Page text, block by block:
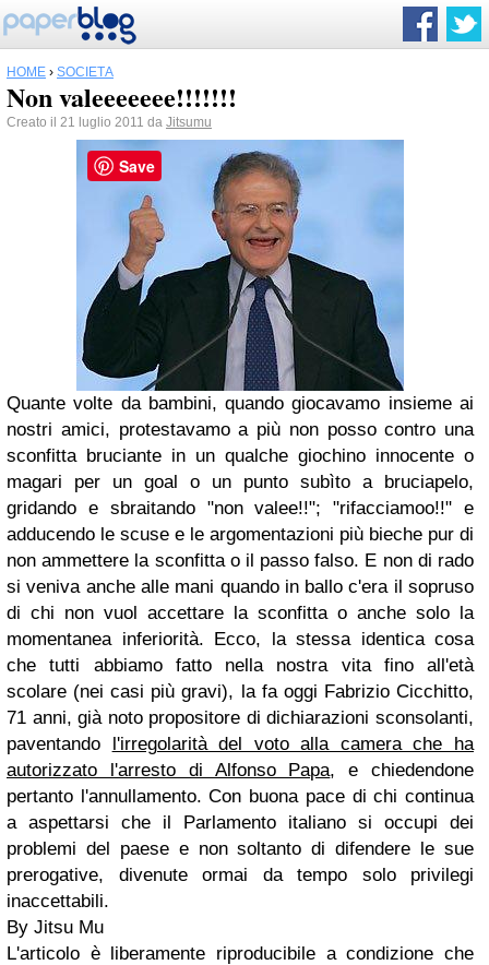
HOME › SOCIETÀ
Non valeeeeeee!!!!!!!
Creato il 21 luglio 2011 da Jitsumu
Quante volte da bambini, quando giocavamo insieme ai
nostri amici, protestavamo a più non posso contro una
sconfitta bruciante in un qualche giochino innocente o
magari per un goal o un punto subìto a bruciapelo,
gridando e sbraitando "non valee!!"; "rifacciamoo!!" e
adducendo le scuse e le argomentazioni più bieche pur di
non ammettere la sconfitta o il passo falso. E non di rado
si veniva anche alle mani quando in ballo c'era il sopruso
di chi non vuol accettare la sconfitta o anche solo la
momentanea inferiorità. Ecco, la stessa identica cosa
che tutti abbiamo fatto nella nostra vita fino all'età
scolare (nei casi più gravi), la fa oggi Fabrizio Cicchitto,
71 anni, già noto propositore di dichiarazioni sconsolanti,
paventando l'irregolarità del voto alla camera che ha
autorizzato l'arresto di Alfonso Papa, e chiedendone
pertanto l'annullamento. Con buona pace di chi continua
a aspettarsi che il Parlamento italiano si occupi dei
problemi del paese e non soltanto di difendere le sue
prerogative, divenute ormai da tempo solo privilegi
inaccettabili.
By Jitsu Mu
L'articolo è liberamente riproducibile a condizione che
Save